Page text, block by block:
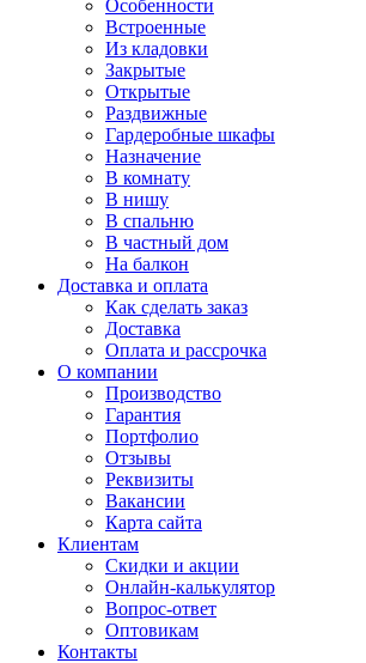
Особенности
Встроенные
Из кладовки
Закрытые
Открытые
Раздвижные
Гардеробные шкафы
Назначение
В комнату
В нишу
В спальню
В частный дом
На балкон
Доставка и оплата
Как сделать заказ
Доставка
Оплата и рассрочка
О компании
Производство
Гарантия
Портфолио
Отзывы
Реквизиты
Вакансии
Карта сайта
Клиентам
Скидки и акции
Онлайн-калькулятор
Вопрос-ответ
Оптовикам
Контакты